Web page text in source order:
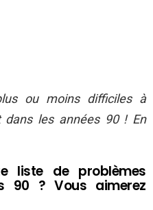
ou moins difficiles à
dans les années 90 ! En
liste de problèmes
90 ? Vous aimerez